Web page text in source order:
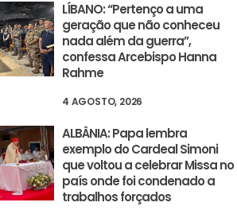
LÍBANO: “Pertenço a uma
geração que não conheceu
nada além da guerra”,
confessa Arcebispo Hanna
Rahme
4 AGOSTO, 2026
ALBÂNIA: Papa lembra
exemplo do Cardeal Simoni
que voltou a celebrar Missa no
país onde foi condenado a
trabalhos forçados